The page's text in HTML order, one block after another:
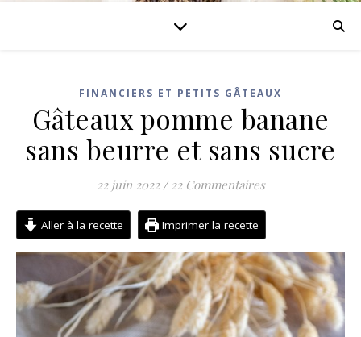
FINANCIERS ET PETITS GÂTEAUX
Gâteaux pomme banane
sans beurre et sans sucre
22 juin 2022 / 22 Commentaires
Aller à la recette Imprimer la recette